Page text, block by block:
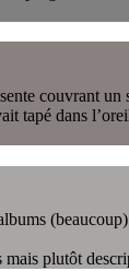
couvrant
tapé dans
mais plutôt